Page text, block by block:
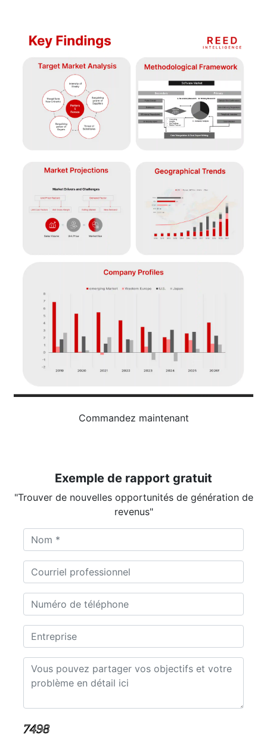
Commandez maintenant
Exemple de rapport gratuit
"Trouver de nouvelles opportunités de génération de
revenus"